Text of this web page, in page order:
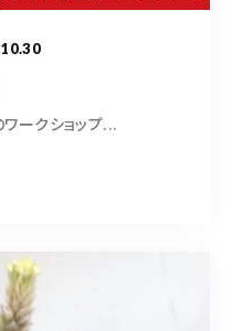
ークショップ...